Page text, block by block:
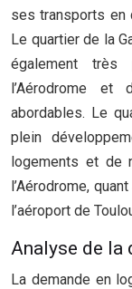
ses transports en
Le quartier de la
également
l’Aérodrome
abordables. Le
plein
logements et de
l’Aérodrome,
l’aéroport de
Analyse de la
La demande en